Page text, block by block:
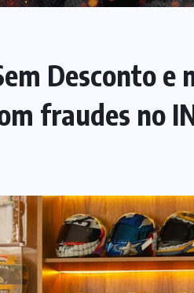
Desconto e
fraudes no